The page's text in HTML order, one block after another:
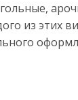
из этих